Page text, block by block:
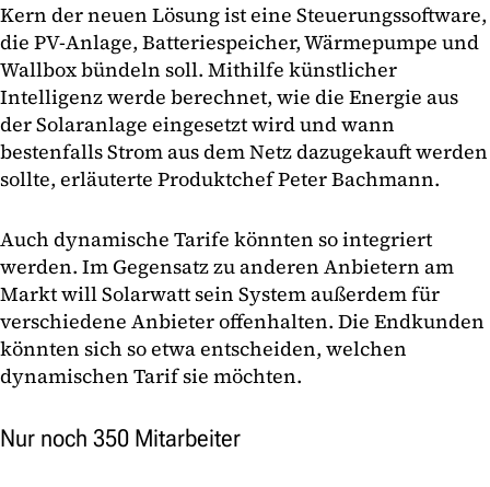
Kern der neuen Lösung ist eine Steuerungssoftware,
die PV-Anlage, Batteriespeicher, Wärmepumpe und
Wallbox bündeln soll. Mithilfe künstlicher
Intelligenz werde berechnet, wie die Energie aus
der Solaranlage eingesetzt wird und wann
bestenfalls Strom aus dem Netz dazugekauft werden
sollte, erläuterte Produktchef Peter Bachmann.
Auch dynamische Tarife könnten so integriert
werden. Im Gegensatz zu anderen Anbietern am
Markt will Solarwatt sein System außerdem für
verschiedene Anbieter offenhalten. Die Endkunden
könnten sich so etwa entscheiden, welchen
dynamischen Tarif sie möchten.
Nur noch 350 Mitarbeiter